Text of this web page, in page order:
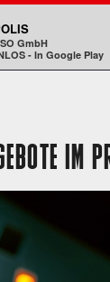
IM
GmbH
- In Google Play